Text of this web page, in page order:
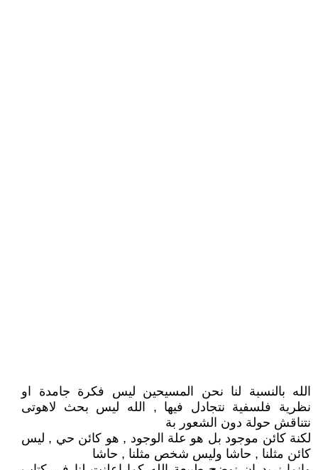
الله بالنسبة لنا نحن المسيحين ليس فكرة جامدة او
نظرية فلسفية نتجادل فيها , الله ليس بحث لاهوتى
نتناقش حولة دون الشعور بة
لكنة كائن موجود بل هو علة الوجود , هو كائن حي , ليس
كائن مثلنا , حاشا وليس شخص مثلنا , حاشا